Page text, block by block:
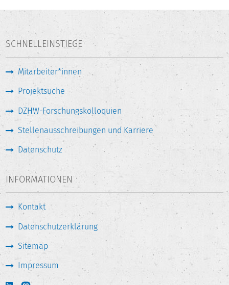
SCHNELLEINSTIEGE
Mitarbeiter*innen
Projektsuche
DZHW-Forschungskolloquien
Stellenausschreibungen und Karriere
Datenschutz
INFORMATIONEN
Kontakt
Datenschutzerklärung
Sitemap
Impressum